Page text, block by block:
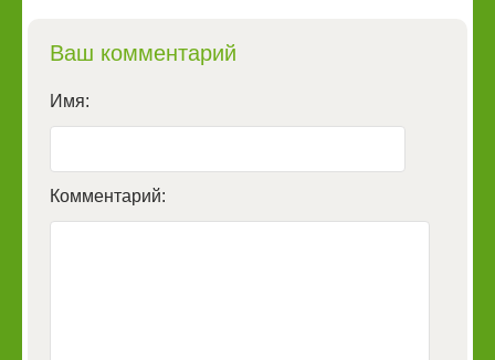
Ваш комментарий
Имя:
Комментарий: